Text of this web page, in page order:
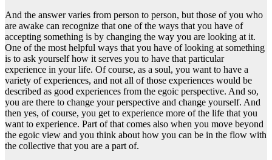
And the answer varies from person to person, but those of you who
are awake can recognize that one of the ways that you have of
accepting something is by changing the way you are looking at it.
One of the most helpful ways that you have of looking at something
is to ask yourself how it serves you to have that particular
experience in your life. Of course, as a soul, you want to have a
variety of experiences, and not all of those experiences would be
described as good experiences from the egoic perspective. And so,
you are there to change your perspective and change yourself. And
then yes, of course, you get to experience more of the life that you
want to experience. Part of that comes also when you move beyond
the egoic view and you think about how you can be in the flow with
the collective that you are a part of.